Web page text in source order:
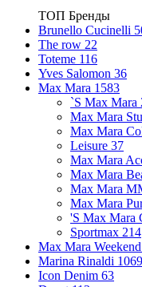
ТОП Бренды
Brunello Cucinelli
The row 22
Toteme 116
Yves Salomon 36
Max Mara 1583
`S Max Mara
Max Mara
Max Mara
Leisure 37
Max Mara
Max Mara
Max Mara
Max Mara
'S Max Mara
Sportmax 214
Max Mara Weekend
Marina Rinaldi 1069
Icon Denim 63